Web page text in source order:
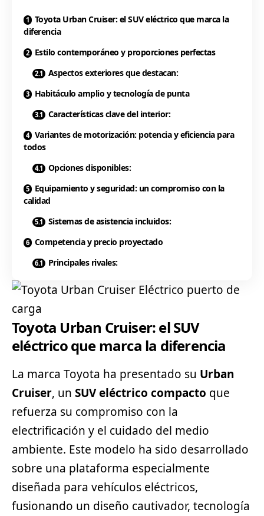
Toyota Urban Cruiser: el SUV eléctrico que marca la
diferencia
Estilo contemporáneo y proporciones perfectas
Aspectos exteriores que destacan:
Habitáculo amplio y tecnología de punta
Características clave del interior:
Variantes de motorización: potencia y eficiencia para
todos
Opciones disponibles:
Equipamiento y seguridad: un compromiso con la
calidad
Sistemas de asistencia incluidos:
Competencia y precio proyectado
Principales rivales:
Toyota Urban Cruiser: el SUV
eléctrico que marca la diferencia
La marca Toyota ha presentado su Urban
Cruiser, un SUV eléctrico compacto que
refuerza su compromiso con la
electrificación y el cuidado del medio
ambiente. Este modelo ha sido desarrollado
sobre una plataforma especialmente
diseñada para vehículos eléctricos,
fusionando un diseño cautivador, tecnología